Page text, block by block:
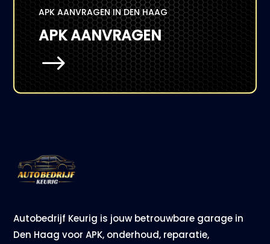
APK AANVRAGEN IN DEN HAAG
APK AANVRAGEN
$
Autobedrijf Keurig is jouw betrouwbare garage in
Den Haag voor APK, onderhoud, reparatie,